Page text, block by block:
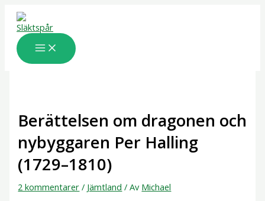
Hoppa
innehåll
Berättelsen om dragonen och
nybyggaren Per Halling
(1729–1810)
2 kommentarer / Jämtland / Av Michael